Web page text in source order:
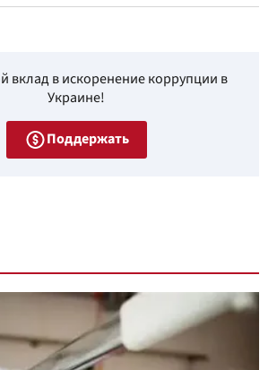
вклад в искоренение коррупции в
Украине!
Поддержать